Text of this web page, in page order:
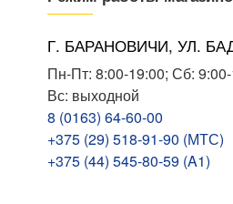
Г. БАРАНОВИЧИ, УЛ.
Пн-Пт: 8:00-19:00; Сб:
Вс: выходной
8 (0163) 64-60-00
+375 (29) 518-91-90 (МТС)
+375 (44) 545-80-59 (A1)